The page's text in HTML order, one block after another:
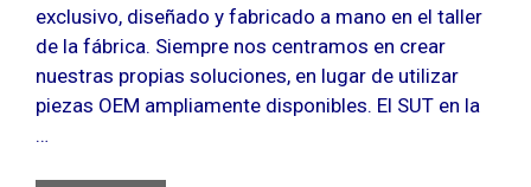
exclusivo, diseñado y fabricado a mano en el taller
de la fábrica. Siempre nos centramos en crear
nuestras propias soluciones, en lugar de utilizar
piezas OEM ampliamente disponibles. El SUT en la
…